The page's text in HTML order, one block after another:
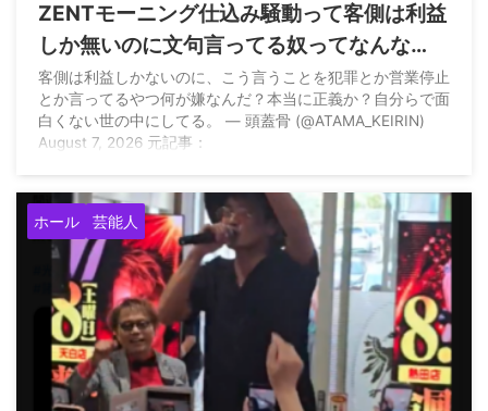
ZENTモーニング仕込み騒動って客側は利益
しか無いのに文句言ってる奴ってなんな
ん？
客側は利益しかないのに、こう言うことを犯罪とか営業停止
とか言ってるやつ何が嫌なんだ？本当に正義か？自分らで面
白くない世の中にしてる。 — 頭蓋骨 (@ATAMA_KEIRIN)
August 7, 2026 元記事：
ホール 芸能人